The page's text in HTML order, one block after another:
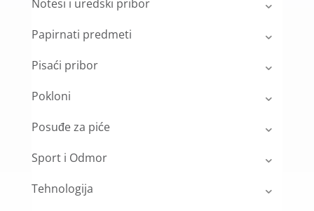
Notesi i uredski pribor
Papirnati predmeti
Pisaći pribor
Pokloni
Posuđe za piće
Sport i Odmor
Tehnologija